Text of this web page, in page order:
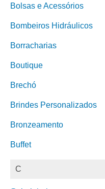
Bolsas e Acessórios
Bombeiros Hidráulicos
Borracharias
Boutique
Brechó
Brindes Personalizados
Bronzeamento
Buffet
C